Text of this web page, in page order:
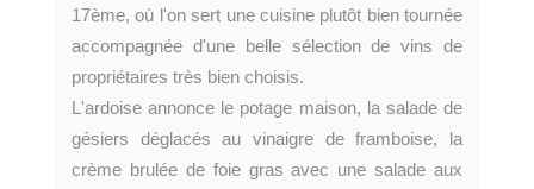
17ème, où l'on sert une cuisine plutôt bien tournée
accompagnée d'une belle sélection de vins de
propriétaires très bien choisis.
L'ardoise annonce le potage maison, la salade de
gésiers déglacés au vinaigre de framboise, la
crème brulée de foie gras avec une salade aux